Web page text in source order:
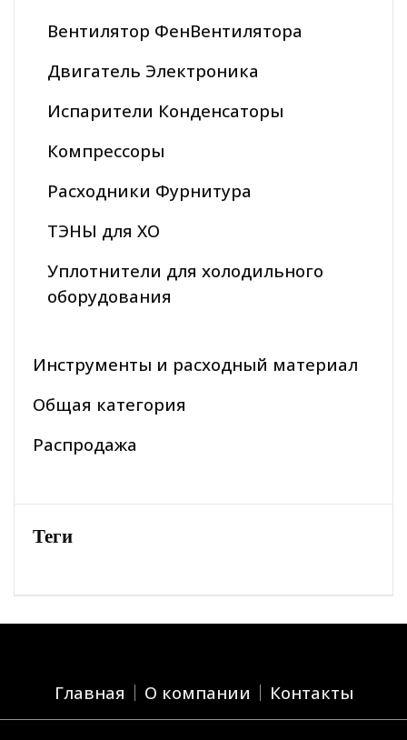
Вентилятор ФенВентилятора
Двигатель Электроника
Испарители Конденсаторы
Компрессоры
Расходники Фурнитура
ТЭНЫ для ХО
Уплотнители для холодильного
оборудования
Инструменты и расходный материал
Общая категория
Распродажа
Теги
Главная О компании Контакты